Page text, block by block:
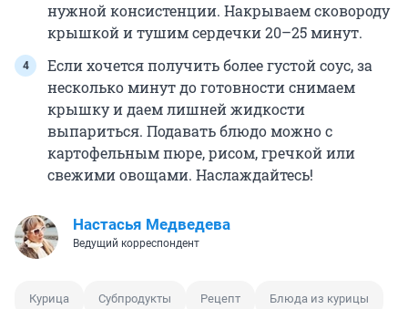
нужной консистенции. Накрываем сковороду
крышкой и тушим сердечки 20–25 минут.
Если хочется получить более густой соус, за
несколько минут до готовности снимаем
крышку и даем лишней жидкости
выпариться. Подавать блюдо можно с
картофельным пюре, рисом, гречкой или
свежими овощами. Наслаждайтесь!
Настасья Медведева
Ведущий корреспондент
Курица Субпродукты Рецепт Блюда из курицы